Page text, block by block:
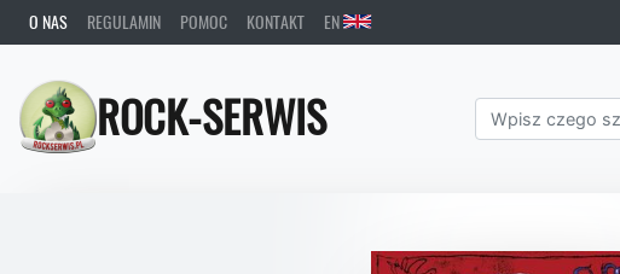
O NAS REGULAMIN POMOC KONTAKT EN
ROCK-SERWIS